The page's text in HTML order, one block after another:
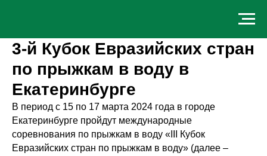
3-й Кубок Евразийских стран
по прыжкам в воду в
Екатеринбурге
В период с 15 по 17 марта 2024 года в городе
Екатеринбурге пройдут международные
соревнования по прыжкам в воду «III Кубок
Евразийских стран по прыжкам в воду» (далее –